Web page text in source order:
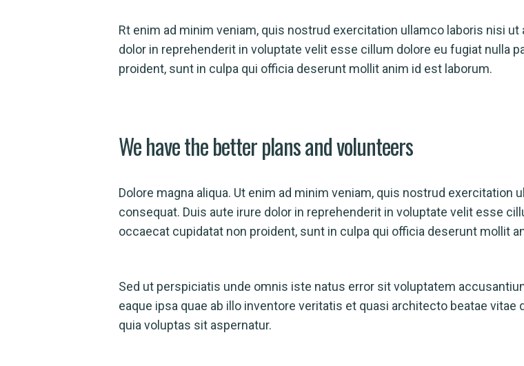
Rt enim ad minim veniam, quis nostrud exercitation ullamco laboris nisi
dolor in reprehenderit in voluptate velit esse cillum dolore eu fugiat nulla
proident, sunt in culpa qui officia deserunt mollit anim id est laborum.
We have the better plans and volunteers
Dolore magna aliqua. Ut enim ad minim veniam, quis nostrud exercitation
consequat. Duis aute irure dolor in reprehenderit in voluptate velit esse
occaecat cupidatat non proident, sunt in culpa qui officia deserunt mollit
Sed ut perspiciatis unde omnis iste natus error sit voluptatem
eaque ipsa quae ab illo inventore veritatis et quasi architecto beatae
quia voluptas sit aspernatur.